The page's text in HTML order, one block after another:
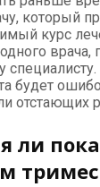
который
курс
будет
ли